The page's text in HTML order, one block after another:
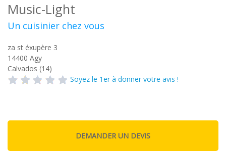
Music-Light
Un cuisinier chez vous
za st éxupère 3
14400 Agy
Calvados (14)
Soyez le 1er à donner votre avis !